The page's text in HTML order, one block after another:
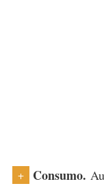
+ Consumo.